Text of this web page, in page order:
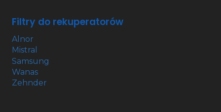
Filtry do rekuperatorów
Alnor
Mistral
Samsung
Wanas
Zehnder